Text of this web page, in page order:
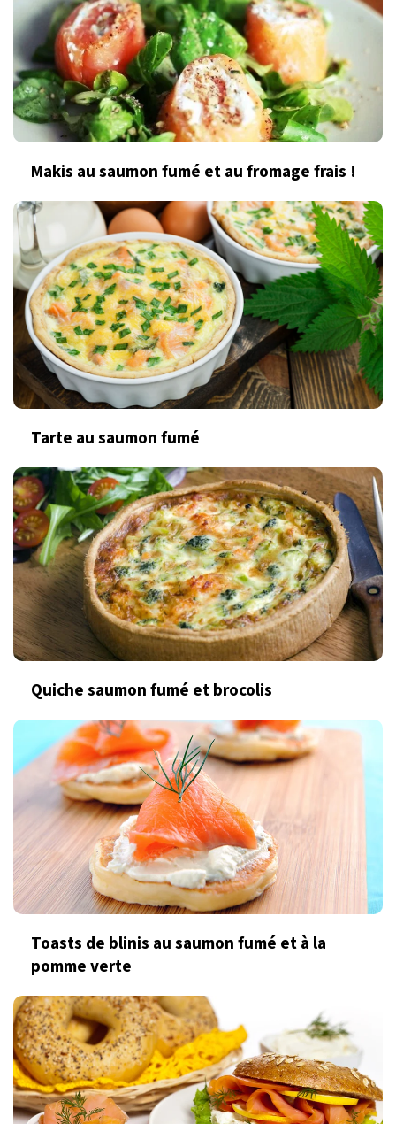
Makis au saumon fumé et au fromage frais !
Tarte au saumon fumé
Quiche saumon fumé et brocolis
Toasts de blinis au saumon fumé et à la
pomme verte